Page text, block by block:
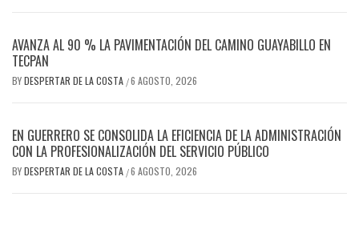
AVANZA AL 90 % LA PAVIMENTACIÓN DEL CAMINO GUAYABILLO EN
TECPAN
BYDESPERTAR DE LA COSTA /6 AGOSTO, 2026
EN GUERRERO SE CONSOLIDA LA EFICIENCIA DE LA ADMINISTRACIÓN
CON LA PROFESIONALIZACIÓN DEL SERVICIO PÚBLICO
BYDESPERTAR DE LA COSTA /6 AGOSTO, 2026